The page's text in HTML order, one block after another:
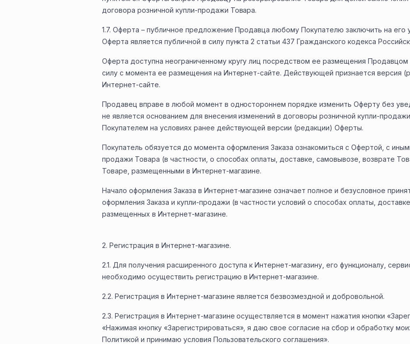
договора розничной купли-продажи Товара.
1.7. Оферта – публичное предложение Продавца любому Покупателю заключить на его
Оферта является публичной в силу пункта 2 статьи 437 Гражданского кодекса
Оферта доступна неограниченному кругу лиц посредством ее размещения Продавцом
силу с момента ее размещения на Интернет-сайте. Действующей признается версия
Интернет-сайте.
Продавец вправе в любой момент в одностороннем порядке изменить Оферту без
не является основанием для внесения изменений в договоры розничной купли-
Покупателем на условиях ранее действующей версии (редакции) Оферты.
Покупатель обязуется до момента оформления Заказа ознакомиться с Офертой, с
продажи Товара (в частности, о способах оплаты, доставке, самовывозе, возврате
Товаре, размещенными в Интернет-магазине.
Начало оформления Заказа в Интернет-магазине означает полное и безусловное
оформления Заказа и купли-продажи (в частности условий о способах оплаты,
размещенных в Интернет-магазине.
2. Регистрация в Интернет-магазине.
2.1. Для получения расширенного доступа к Интернет-магазину, его функционалу,
необходимо осуществить регистрацию в Интернет-магазине.
2.2. Регистрация в Интернет-магазине является безвозмездной и добровольной.
2.3. Регистрация в Интернет-магазине осуществляется в момент нажатия кнопки
«Нажимая кнопку «Зарегистрироваться», я даю свое согласие на сбор и обработку
Политикой и принимаю условия Пользовательского соглашения».